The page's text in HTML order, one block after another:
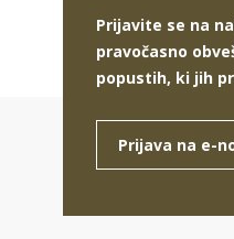
Estetska
Nega
Prijavite se na
pravočasno
popustih, ki jih
Prijava na e-